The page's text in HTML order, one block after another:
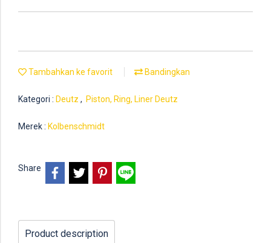
Tambahkan ke favorit Bandingkan
Kategori : Deutz , Piston, Ring, Liner Deutz
Merek : Kolbenschmidt
Share
Product description